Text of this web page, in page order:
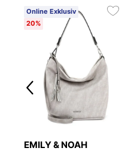
Online Exklusiv
20%
EMILY & NOAH